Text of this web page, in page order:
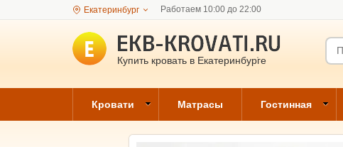
Екатеринбург Работаем 10:00 до 22:00
Купить кровать в Екатеринбурге
Кровати Матрасы Гостинная